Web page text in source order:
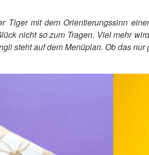
Tiger mit dem Orientierungssinn
nicht so zum Tragen. Viel mehr
steht auf dem Menüplan. Ob das